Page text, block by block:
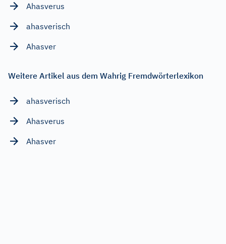
Ahasverus
ahasverisch
Ahasver
Weitere Artikel aus dem Wahrig Fremdwörterlexikon
ahasverisch
Ahasverus
Ahasver